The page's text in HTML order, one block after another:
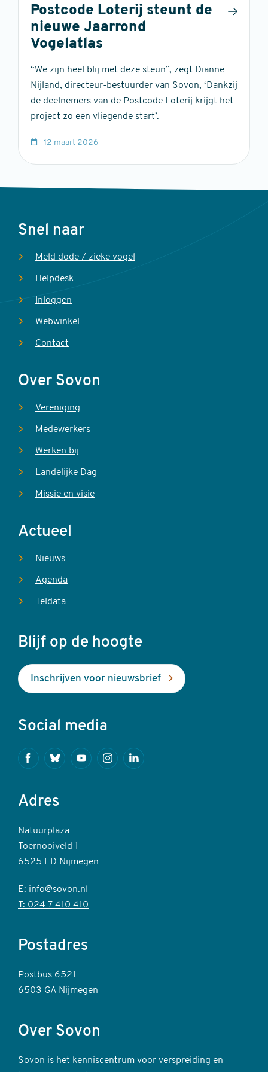
Postcode Loterij steunt de
nieuwe Jaarrond
Vogelatlas
“We zijn heel blij met deze steun”, zegt Dianne
Nijland, directeur-bestuurder van Sovon, ‘Dankzij
de deelnemers van de Postcode Loterij krijgt het
project zo een vliegende start’.
12 maart 2026
Voet
Snel naar
Meld dode / zieke vogel
Helpdesk
Inloggen
Webwinkel
Contact
Over Sovon
Vereniging
Medewerkers
Werken bij
Landelijke Dag
Missie en visie
Actueel
Nieuws
Agenda
Teldata
Blijf op de hoogte
Inschrijven voor nieuwsbrief
Social media
FacebookBlueskyYoutubeInstagramLinkedin
Adres
Natuurplaza
Toernooiveld 1
6525 ED Nijmegen
E: info@sovon.nl
T: 024 7 410 410
Postadres
Postbus 6521
6503 GA Nijmegen
Over Sovon
Sovon is het kenniscentrum voor verspreiding en